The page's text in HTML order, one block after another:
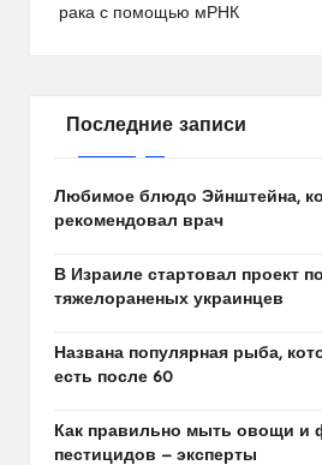
рака с помощью мРНК
Последние записи
Любимое блюдо Эйнштейна,
рекомендовал врач
В Израиле стартовал проект
тяжелораненых украинцев
Названа популярная рыба,
есть после 60
Как правильно мыть овощи и
пестицидов — эксперты